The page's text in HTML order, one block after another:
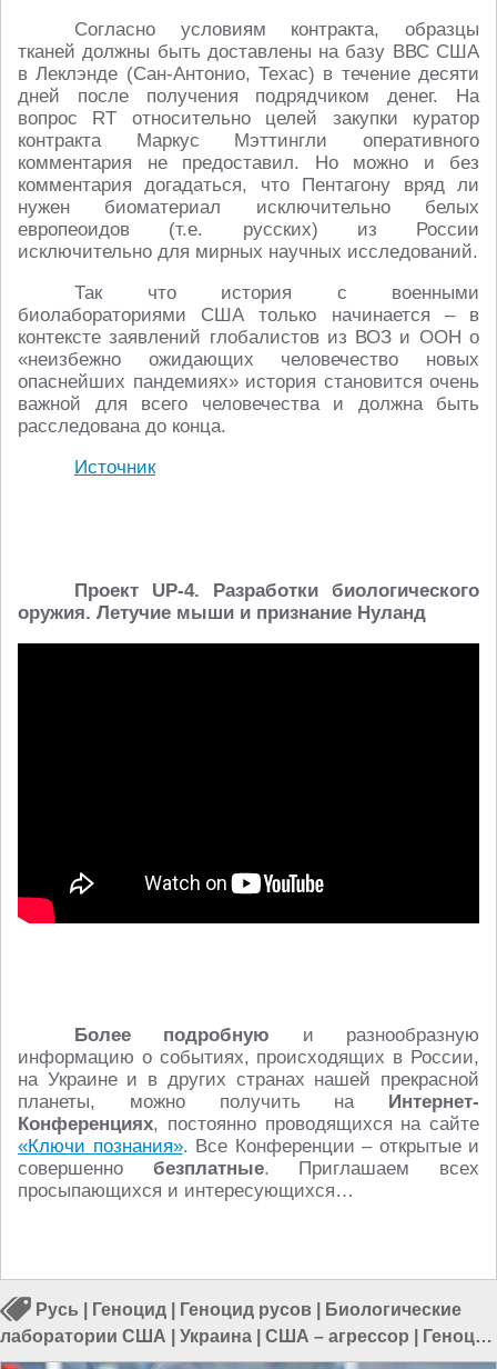
Согласно условиям контракта, образцы
тканей должны быть доставлены на базу ВВС США
в Леклэнде (Сан-Антонио, Техас) в течение десяти
дней после получения подрядчиком денег. На
вопрос RT относительно целей закупки куратор
контракта Маркус Мэттингли оперативного
комментария не предоставил. Но можно и без
комментария догадаться, что Пентагону вряд ли
нужен биоматериал исключительно белых
европеоидов (т.е. русских) из России
исключительно для мирных научных исследований.
Так что история с военными
биолабораториями США только начинается – в
контексте заявлений глобалистов из ВОЗ и ООН о
«неизбежно ожидающих человечество новых
опаснейших пандемиях» история становится очень
важной для всего человечества и должна быть
расследована до конца.
Источник
Проект UP-4. Разработки биологического
оружия. Летучие мыши и признание Нуланд
Более подробную и разнообразную
информацию о событиях, происходящих в России,
на Украине и в других странах нашей прекрасной
планеты, можно получить на Интернет-
Конференциях, постоянно проводящихся на сайте
«Ключи познания». Все Конференции – открытые и
совершенно безплатные. Приглашаем всех
просыпающихся и интересующихся…
Русь Геноцид Геноцид русов
Биологические
лаборатории США
Украина США – агрессор
Геноцид
славян